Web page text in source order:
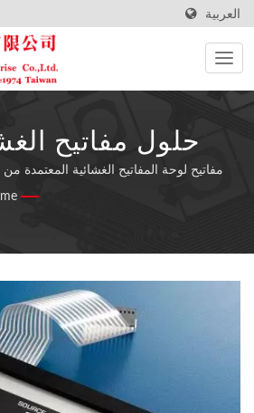
العربية
حلول مفاتيح
الألمنيوم
والغبار مع دعم من الألمنيوم، مصممة